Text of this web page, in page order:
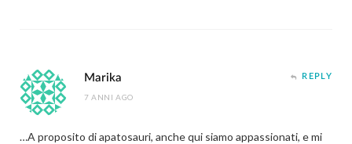
Marika
7 ANNI AGO
REPLY
…A proposito di apatosauri, anche qui siamo appassionati, e mi